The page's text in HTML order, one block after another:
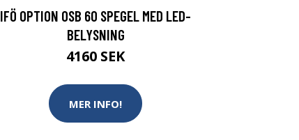
IFÖ OPTION OSB 60 SPEGEL MED LED-
BELYSNING
4160 SEK
MER INFO!